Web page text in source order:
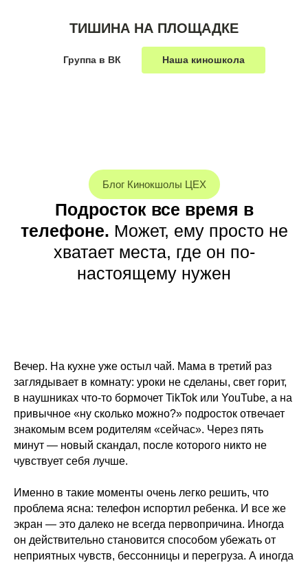
ТИШИНА НА ПЛОЩАДКЕ
Группа в ВК Наша киношкола
Блог Кинокшолы ЦЕХ
Подросток все время в
телефоне. Может, ему просто не
хватает места, где он по-
настоящему нужен
Вечер. На кухне уже остыл чай. Мама в третий раз
заглядывает в комнату: уроки не сделаны, свет горит,
в наушниках что-то бормочет TikTok или YouTube, а на
привычное «ну сколько можно?» подросток отвечает
знакомым всем родителям «сейчас». Через пять
минут — новый скандал, после которого никто не
чувствует себя лучше.
Именно в такие моменты очень легко решить, что
проблема ясна: телефон испортил ребенка. И все же
экран — это далеко не всегда первопричина. Иногда
он действительно становится способом убежать от
неприятных чувств, бессонницы и перегруза. А иногда